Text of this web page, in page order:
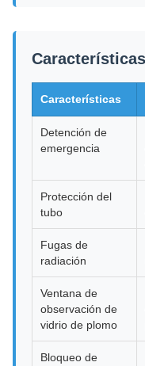
Características
Detención de
emergencia
Protección del
tubo
Fugas de
radiación
Ventana de
observación de
vidrio de plomo
Bloqueo de